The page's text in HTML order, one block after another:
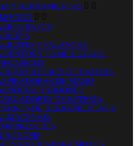
Y HERRAMIENTAS  
 
Y PALANCAS
Y CAMILLA PARA
DE BATERIA
DE MANO
Y BIDONES
DE BATERÍA
DE HERRAMIENTAS Y
PARA MOTOS